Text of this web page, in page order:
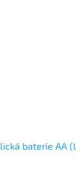
baterie AA